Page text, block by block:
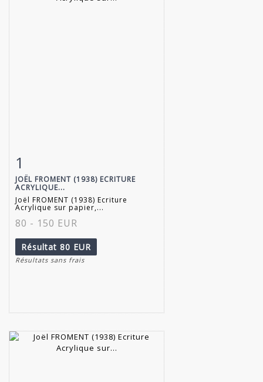
1
JOËL FROMENT (1938) ECRITURE
ACRYLIQUE...
Joël FROMENT (1938) Ecriture
Acrylique sur papier,...
80 - 150 EUR
Résultat 80 EUR
Résultats sans frais